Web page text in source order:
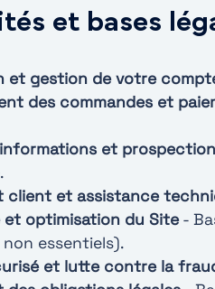
et bases
et gestion de votre
des commandes et
et
client et assistance
et optimisation du Site-
essentiels).
et lutte contre la